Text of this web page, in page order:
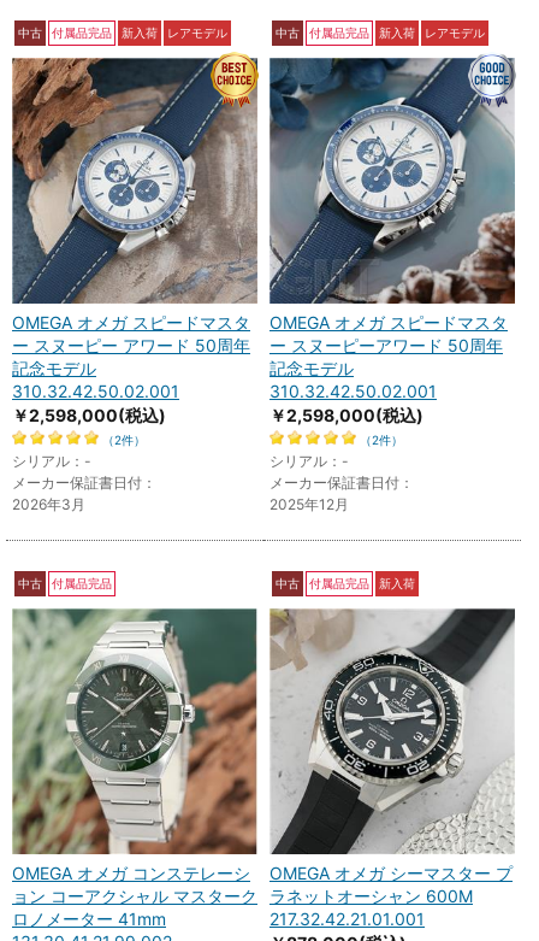
中古 付属品完品 新入荷 レアモデル
OMEGA オメガ スピードマスタ
ー スヌーピー アワード 50周年
記念モデル
310.32.42.50.02.001
￥2,598,000(税込)
（2件）
シリアル：-
メーカー保証書日付：
2026年3月
中古 付属品完品 新入荷 レアモデル
OMEGA オメガ スピードマスタ
ー スヌーピーアワード 50周年
記念モデル
310.32.42.50.02.001
￥2,598,000(税込)
（2件）
シリアル：-
メーカー保証書日付：
2025年12月
中古 付属品完品
OMEGA オメガ コンステレーシ
ョン コーアクシャル マスターク
ロノメーター 41mm
中古 付属品完品 新入荷
OMEGA オメガ シーマスター プ
ラネットオーシャン 600M
217.32.42.21.01.001